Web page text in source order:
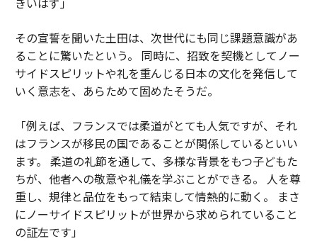
その宣誓を聞いた土田は、次世代にも同じ課題意識があ
ることに驚いたという。 同時に、招致を契機としてノー
サイドスピリットや礼を重んじる日本の文化を発信して
いく意志を、あらためて固めたそうだ。
「例えば、フランスでは柔道がとても人気ですが、それ
はフランスが移民の国であることが関係しているといい
ます。 柔道の礼節を通して、多様な背景をもつ子どもた
ちが、他者への敬意や礼儀を学ぶことができる。 人を尊
重し、規律と品位をもって結束して情熱的に動く。 まさ
にノーサイドスピリットが世界から求められていること
の証左です」